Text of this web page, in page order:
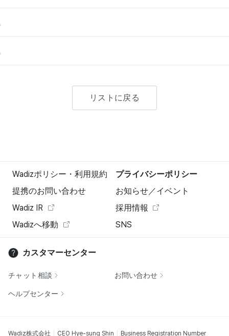
リストに戻る
Wadizポリシー・利用規約
プライバシーポリシー
提携のお問い合わせ
お知らせ／イベント
Wadiz IR
採用情報
Wadizへ移動
SNS
カスタマーセンター
チャット相談 お問い合わせ
ヘルプセンター
Wadiz株式会社 CEO Hye-sung Shin Business Registration Number